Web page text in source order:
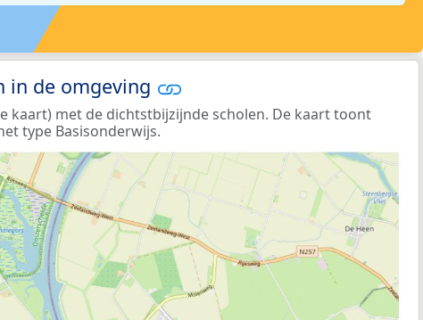
in de omgeving
kaart) met de dichtstbijzijnde scholen. De kaart toont
type Basisonderwijs.